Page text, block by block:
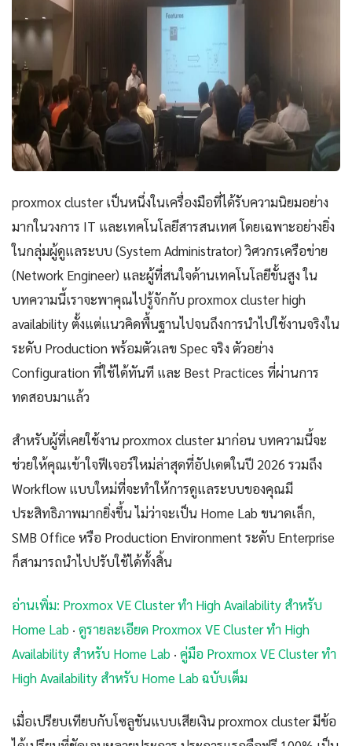
proxmox cluster เป็นหนึ่งในเครื่องมือที่ได้รับความนิยมอย่าง
มากในวงการ IT และเทคโนโลยีสารสนเทศ โดยเฉพาะอย่างยิ่ง
ในกลุ่มผู้ดูแลระบบ (System Administrator) วิศวกรเครือข่าย
(Network Engineer) และผู้ที่สนใจด้านเทคโนโลยีขั้นสูง ใน
บทความนี้เราจะพาคุณไปรู้จักกับ proxmox cluster high
availability ตั้งแต่แนวคิดพื้นฐานไปจนถึงการนำไปใช้งานจริงใน
ระดับ Production พร้อมตัวเลข Spec จริง ตัวอย่าง
Configuration ที่ใช้ได้ทันที และ Best Practices ที่ผ่านการ
ทดสอบมาแล้ว
สำหรับผู้ที่เคยใช้งาน proxmox cluster มาก่อน บทความนี้จะ
ช่วยให้คุณเข้าใจฟีเจอร์ใหม่ล่าสุดที่อัปเดตในปี 2026 รวมถึง
Workflow แบบใหม่ที่จะทำให้การดูแลระบบของคุณมี
ประสิทธิภาพมากยิ่งขึ้น ไม่ว่าจะเป็น Home Lab ขนาดเล็ก,
SMB Office หรือ Production Environment ระดับ Enterprise
ก็สามารถนำไปปรับใช้ได้ทั้งสิ้น
อ่านเพิ่ม: Proxmox VE Cluster ทำ High Availability สำหรับ
Home Lab · ดูรายละเอียด Proxmox VE Cluster ทำ High
Availability สำหรับ Home Lab · คู่มือ Proxmox VE Cluster ทำ
High Availability สำหรับ Home Lab ฉบับเต็ม
เมื่อเปรียบเทียบกับโซลูชันแบบเสียเงิน proxmox cluster มีข้อ